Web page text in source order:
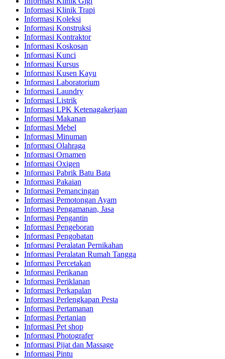
Informasi Klinik Trapi
Informasi Koleksi
Informasi Konstruksi
Informasi Kontraktor
Informasi Koskosan
Informasi Kunci
Informasi Kursus
Informasi Kusen Kayu
Informasi Laboratorium
Informasi Laundry
Informasi Listrik
Informasi LPK Ketenagakerjaan
Informasi Makanan
Informasi Mebel
Informasi Minuman
Informasi Olahraga
Informasi Ornamen
Informasi Oxigen
Informasi Pabrik Batu Bata
Informasi Pakaian
Informasi Pemancingan
Informasi Pemotongan Ayam
Informasi Pengamanan, Jasa
Informasi Pengantin
Informasi Pengeboran
Informasi Pengobatan
Informasi Peralatan Pernikahan
Informasi Peralatan Rumah Tangga
Informasi Percetakan
Informasi Perikanan
Informasi Periklanan
Informasi Perkapalan
Informasi Perlengkapan Pesta
Informasi Pertamanan
Informasi Pertanian
Informasi Pet shop
Informasi Photografer
Informasi Pijat dan Massage
Informasi Pintu